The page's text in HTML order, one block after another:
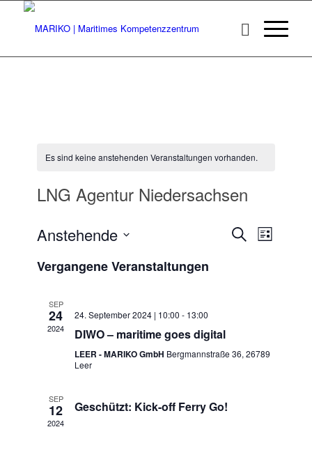
Es sind keine anstehenden Veranstaltungen vorhanden.
LNG Agentur Niedersachsen
SucheListe
Anstehende
wählen.
Vergangene Veranstaltungen
SEP
24
2024
24. September 2024 | 10:00 - 13:00
DIWO – maritime goes digital
LEER - MARIKO GmbH Bergmannstraße 36, 26789
Leer
SEP
12
2024
Geschützt: Kick-off Ferry Go!